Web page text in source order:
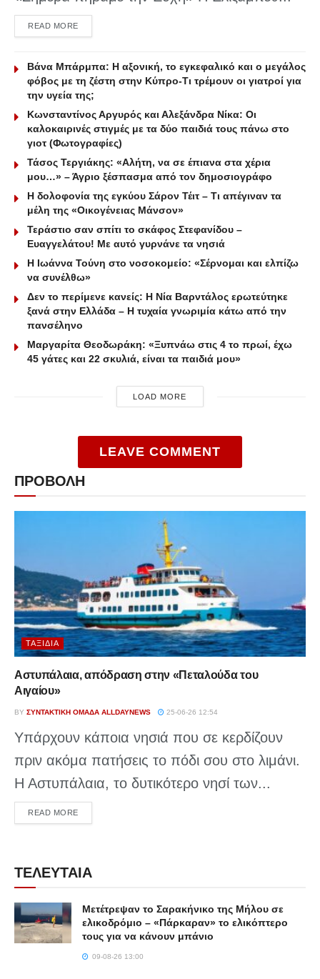
READ MOREDETAILS
Βάνα Μπάρμπα: Η αξονική, το εγκεφαλικό και ο μεγάλος
φόβος με τη ζέστη στην Κύπρο-Τι τρέμουν οι γιατροί για
την υγεία της;
Κωνσταντίνος Αργυρός και Αλεξάνδρα Νίκα: Οι
καλοκαιρινές στιγμές με τα δύο παιδιά τους πάνω στο
γιοτ (Φωτογραφίες)
Τάσος Τεργιάκης: «Αλήτη, να σε έπιανα στα χέρια
μου…» – Άγριο ξέσπασμα από τον δημοσιογράφο
Η δολοφονία της εγκύου Σάρον Τέιτ – Τι απέγιναν τα
μέλη της «Οικογένειας Μάνσον»
Τεράστιο σαν σπίτι το σκάφος Στεφανίδου –
Ευαγγελάτου! Με αυτό γυρνάνε τα νησιά
Η Ιωάννα Τούνη στο νοσοκομείο: «Σέρνομαι και ελπίζω
να συνέλθω»
Δεν το περίμενε κανείς: Η Νία Βαρντάλος ερωτεύτηκε
ξανά στην Ελλάδα – Η τυχαία γνωριμία κάτω από την
πανσέληνο
Μαργαρίτα Θεοδωράκη: «Ξυπνάω στις 4 το πρωί, έχω
45 γάτες και 22 σκυλιά, είναι τα παιδιά μου»
LOAD MORE
LEAVE COMMENT
ΠΡΟΒΟΛΗ
ΤΑΞΊΔΙΑ
Αστυπάλαια, απόδραση στην «Πεταλούδα του
Αιγαίου»
BY ΣΥΝΤΑΚΤΙΚΉ ΟΜΆΔΑ ALLDAYNEWS 25-06-26 12:54
Υπάρχουν κάποια νησιά που σε κερδίζουν
πριν ακόμα πατήσεις το πόδι σου στο λιμάνι.
Η Αστυπάλαια, το δυτικότερο νησί των...
READ MOREDETAILS
ΤΕΛΕΥΤΑΙΑ
Μετέτρεψαν το Σαρακήνικο της Μήλου σε
ελικοδρόμιο – «Πάρκαραν» το ελικόπτερο
τους για να κάνουν μπάνιο
09-08-26 13:00